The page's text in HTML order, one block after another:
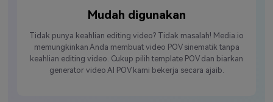
Mudah digunakan
Tidak punya keahlian editing video? Tidak masalah! Media.io
memungkinkan Anda membuat video POV sinematik tanpa
keahlian editing video. Cukup pilih template POV dan biarkan
generator video AI POV kami bekerja secara ajaib.